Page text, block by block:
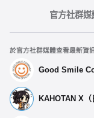
官方社群媒
於官方社群媒體查看最新資
Good Smile
KAHOTAN X（